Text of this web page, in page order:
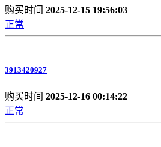
购买时间 2025-12-15 19:56:03
正常
3913420927
购买时间 2025-12-16 00:14:22
正常